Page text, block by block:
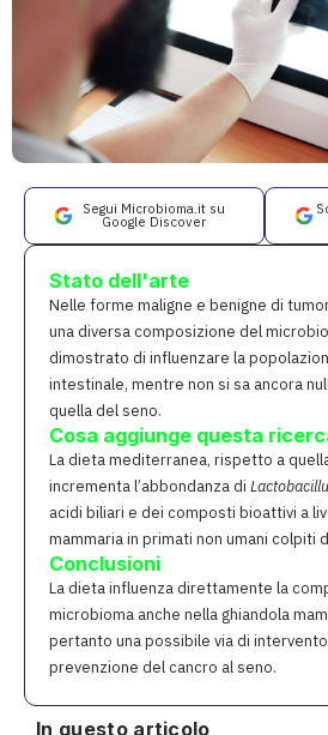
Segui Microbioma.it su
Google Discover
Stato dell'arte
Nelle forme maligne e benigne di
una diversa composizione del
dimostrato di influenzare la
intestinale, mentre non si sa ancora
quella del seno.
Cosa aggiunge questa
La dieta mediterranea, rispetto a
incrementa l’abbondanza di
acidi biliari e dei composti bioattivi a
mammaria in primati non umani colpiti
Conclusioni
La dieta influenza direttamente la
microbioma anche nella ghiandola
pertanto una possibile via di
prevenzione del cancro al seno.
In questo articolo